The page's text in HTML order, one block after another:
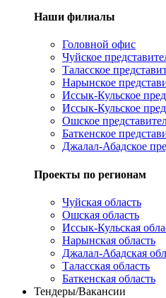
Наши филиалы
Головной офис
Чуйское
Таласское
Нарынское
Иссык-Кульское
Иссык-Кульское
Ошское
Баткенское
Джалал-Абадское
Проекты по регионам
Чуйская область
Ошская область
Иссык-Кульская
Нарынская область
Джалал-Абадская
Таласская область
Баткенская область
Тендеры/Вакансии